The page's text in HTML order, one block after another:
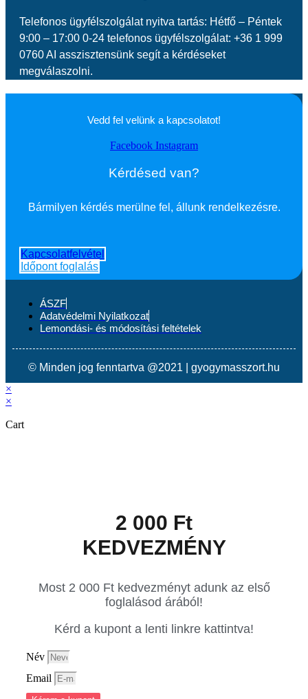
Telefonos ügyfélszolgálat nyitva tartás: Hétfő – Péntek
9:00 – 17:00 0-24 telefonos ügyfélszolgálat: +36 1 999
0760 AI asszisztensünk segít a kérdéseket
megválaszolni.
Vedd fel velünk a kapcsolatot!
Facebook Instagram
Kérdésed van?
Bármilyen kérdés merülne fel, állunk rendelkezésre.
Kapcsolatfelvétel
Időpont foglalás
ÁSZF
Adatvédelmi Nyilatkozat
Lemondási- és módosítási feltételek
© Minden jog fenntartva @2021 | gyogymasszort.hu
×
×
Cart
2 000 Ft
KEDVEZMÉNY
Most 2 000 Ft kedvezményt adunk az első
foglalásod árából!
Kérd a kupont a lenti linkre kattintva!
Név
Email